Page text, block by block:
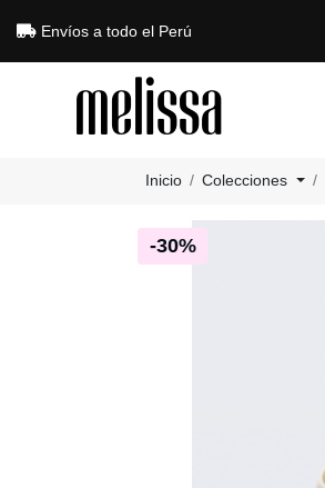
Envíos a todo el Perú
Inicio Colecciones
-30%